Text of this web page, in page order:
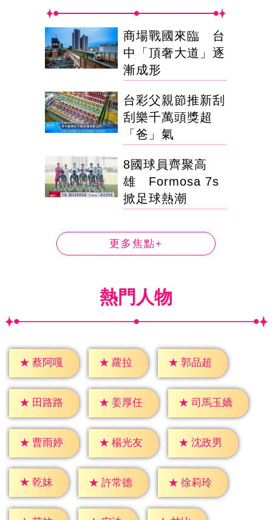
商場戰國來臨 台
中「頂奢大道」逐
漸成形
台彩父親節推新刮
刮樂千萬頭獎超
「爸」氣
8國球員齊聚高
雄 Formosa 7s
掀足球熱潮
更多焦點+
熱門人物
★ 蔡阿嘎 ★ 蘿拉 ★ 郭品超
★ 田路路 ★ 姜厚任 ★ 司馬玉嬌
★ 曹雨婷 ★ 楊光友 ★ 沈政男
★ 乾妹 ★ 許常德 ★ 徐莉玲